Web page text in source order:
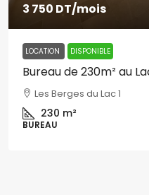
3 750 DT/mois
LOCATION DISPONIBLE
Bureau de 230m² au
Les Berges du Lac 1
230 m²
BUREAU